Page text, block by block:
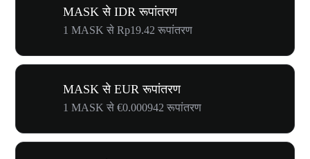
MASK से IDR रूपांतरण
1 MASK से Rp19.42 रूपांतरण
MASK से EUR रूपांतरण
1 MASK से €0.000942 रूपांतरण